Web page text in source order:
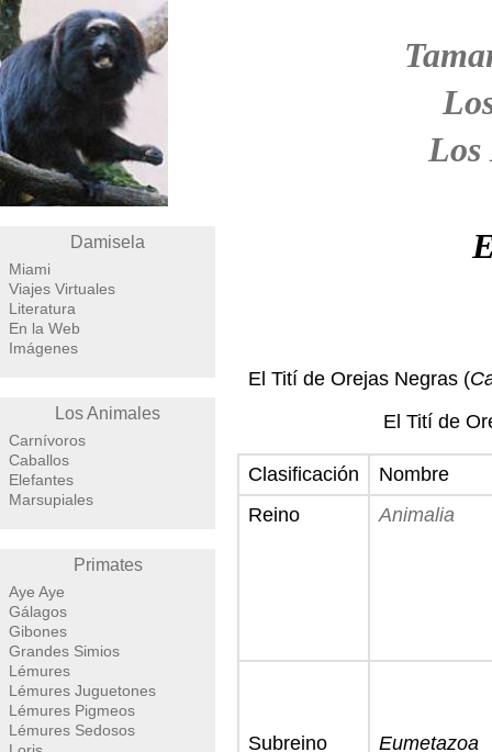
Los
Damisela
Miami
Viajes Virtuales
Literatura
En la Web
Imágenes
Los Animales
Carnívoros
Caballos
Elefantes
Marsupiales
Primates
Aye Aye
Gálagos
Gibones
Grandes Simios
Lémures
Lémures Juguetones
Lémures Pigmeos
Lémures Sedosos
El Tití de Orejas Negras (
El Tití de
Clasificación
Nombre
Reino
Animalia
Subreino Eumetazoa